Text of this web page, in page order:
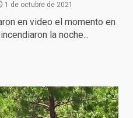
1 de octubre de 2021
en video el momento en
la noche...